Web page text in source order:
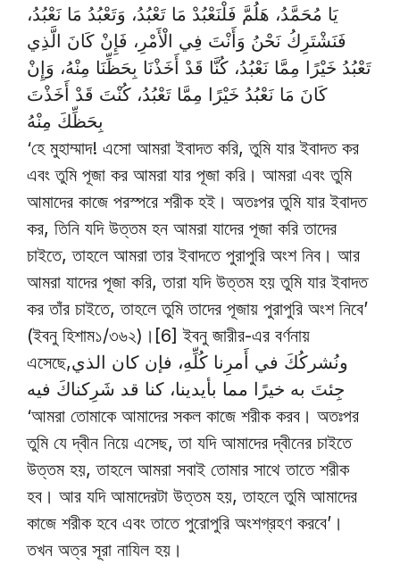
يَا مُحَمَّدُ، هَلُمَّ فَلْنَعْبُدْ مَا تَعْبُدُ، وَتَعْبُدُ مَا نَعْبُدُ،
فَنَشْتَرِكُ نَحْنُ وَأَنْتَ فِي الْأَمْرِ، فَإِنْ كَانَ الَّذِي
تَعْبُدُ خَيْرًا مِمَّا نَعْبُدُ، كُنَّا قَدْ أَخَذْنَا بِحَظِّنَا مِنْهُ، وَإِنْ
كَانَ مَا نَعْبُدُ خَيْرًا مِمَّا تَعْبُدُ، كُنْتَ قَدْ أَخَذْتَ
بِحَظِّكَ مِنْهُ
‘হে মুহাম্মাদ! এসো আমরা ইবাদত করি, তুমি যার ইবাদত কর
এবং তুমি পূজা কর আমরা যার পূজা করি। আমরা এবং তুমি
আমাদের কাজে পরস্পরে শরীক হই। অতঃপর তুমি যার ইবাদত
কর, তিনি যদি উত্তম হন আমরা যাদের পূজা করি তাদের
চাইতে, তাহলে আমরা তার ইবাদতে পুরাপুরি অংশ নিব। আর
আমরা যাদের পূজা করি, তারা যদি উত্তম হয় তুমি যার ইবাদত
কর তাঁর চাইতে, তাহলে তুমি তাদের পূজায় পুরাপুরি অংশ নিবে’
(ইবনু হিশাম১/৩৬২)।[6] ইবনু জারীর-এর বর্ণনায়
এসেছে,ونُشركُكَ في أَمرِنا كُلِّهِ، فإن كان الذي
جِئتَ به خيرًا مما بأيدينا، كنا قد شَرِكناكَ فيه
‘আমরা তোমাকে আমাদের সকল কাজে শরীক করব। অতঃপর
তুমি যে দ্বীন নিয়ে এসেছ, তা যদি আমাদের দ্বীনের চাইতে
উত্তম হয়, তাহলে আমরা সবাই তোমার সাথে তাতে শরীক
হব। আর যদি আমাদেরটা উত্তম হয়, তাহলে তুমি আমাদের
কাজে শরীক হবে এবং তাতে পুরোপুরি অংশগ্রহণ করবে’।
তখন অত্র সূরা নাযিল হয়।